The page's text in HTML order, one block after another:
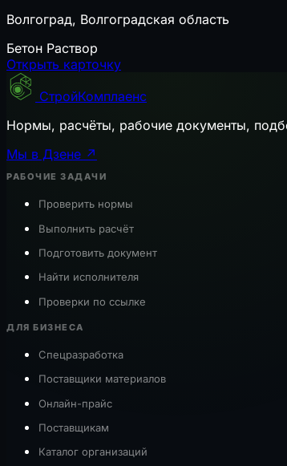
Волгоград, Волгоградская область
Бетон Раствор
Открыть карточку
СтройКомплаенс
Нормы, расчёты, рабочие документы,
Мы в Дзене ↗
РАБОЧИЕ ЗАДАЧИ
Проверить нормы
Выполнить расчёт
Подготовить документ
Найти исполнителя
Проверки по ссылке
ДЛЯ БИЗНЕСА
Спецразработка
Поставщики материалов
Онлайн-прайс
Поставщикам
Каталог организаций